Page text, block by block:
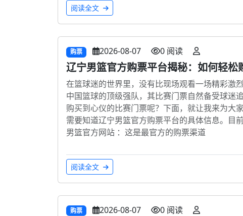
阅读全文
购票 2026-08-07 0 阅读
辽宁男篮官方购票平台揭秘：如何轻松
在篮球迷的世界里，没有比现场观看一场精彩激
中国篮球的顶级强队，其比赛门票自然备受球迷
购买到心仪的比赛门票呢？下面，就让我来为大
需要知道辽宁男篮官方购票平台的具体信息。目
男篮官方网站 ：这是最官方的购票渠道
阅读全文
购票 2026-08-07 0 阅读